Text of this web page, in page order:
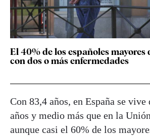
El 40% de los españoles mayores
con dos o más enfermedades
Con 83,4 años, en España se vive
años y medio más que en la
aunque casi el 60% de los